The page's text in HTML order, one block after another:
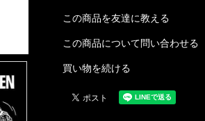
この商品を友達に教える
この商品について問い合わせる
買い物を続ける